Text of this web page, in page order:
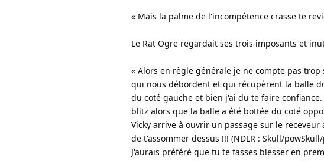
« Mais la palme de l'incompétence crasse te
Le Rat Ogre regardait ses trois imposants et
« Alors en règle générale je ne compte pas trop
qui nous débordent et qui récupèrent la balle
du coté gauche et bien j'ai du te faire confiance.
blitz alors que la balle a été bottée du coté
Vicky arrive à ouvrir un passage sur le
de t'assommer dessus !!! (NDLR : Skull/
J'aurais préféré que tu te fasses blesser en